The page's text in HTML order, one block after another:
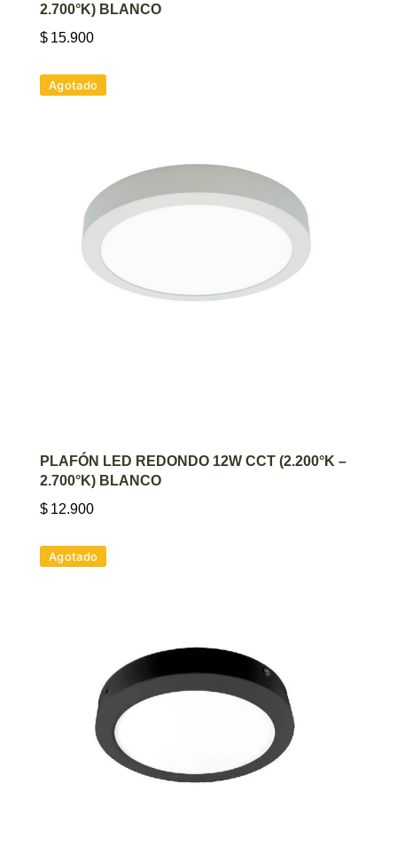
2.700°K) BLANCO
$ 15.900
Agotado
AGREGAR AL CARRITO
PLAFÓN LED REDONDO 12W CCT (2.200°K –
2.700°K) BLANCO
$ 12.900
Agotado